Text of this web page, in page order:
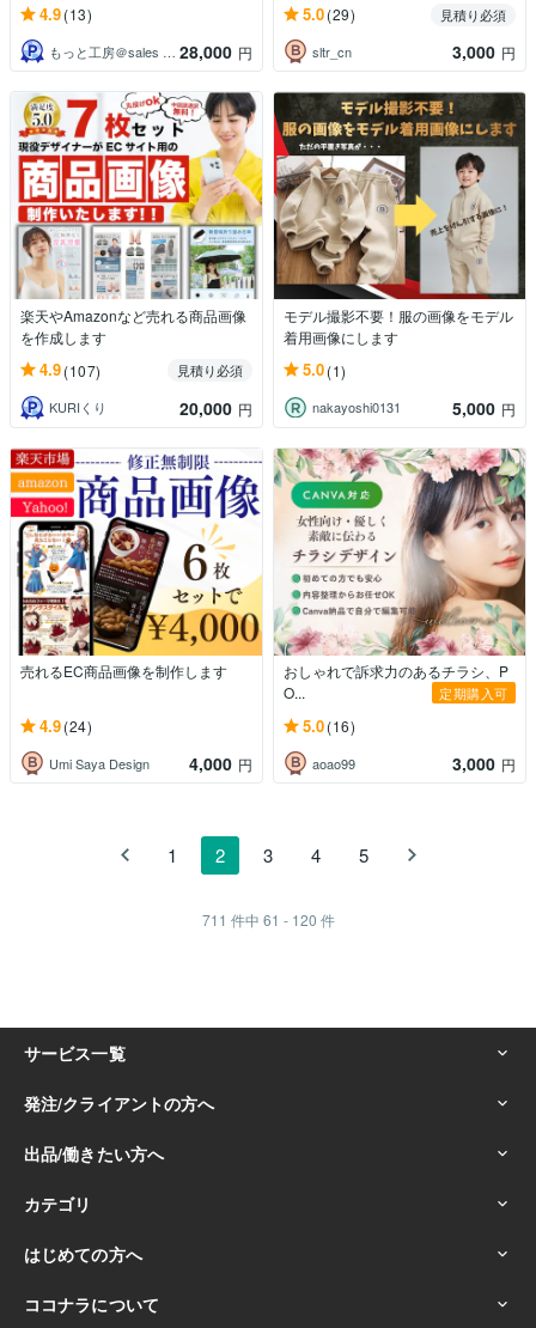
4.9(13)
もっと工房＠sales design 28,000 円
5.0(29)
見積り必須
sltr_cn
3,000 円
楽天やAmazonなど売れる商品画像
を作成します
4.9(107)
見積り必須
KURIくり
20,000 円
モデル撮影不要！服の画像をモデル
着用画像にします
5.0(1)
nakayoshi0131 5,000 円
売れるEC商品画像を制作します
4.9(24)
Umi Saya Design 4,000 円
おしゃれで訴求力のあるチラシ、P
O...
定期購入可
5.0(16)
aoao99 3,000 円
1 2 3 4 5
711 件中 61 - 120 件